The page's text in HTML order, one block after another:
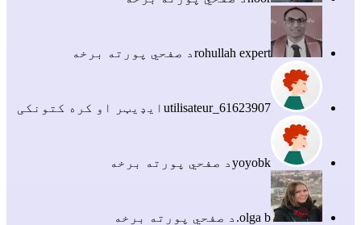
rohullah expertد صفحي پورته برخه
utilisateur_61623907 ایډیټر او کره کتونکی
yoyobkد صفحي پورته برخه
olga b. د صفحي پورته برخه